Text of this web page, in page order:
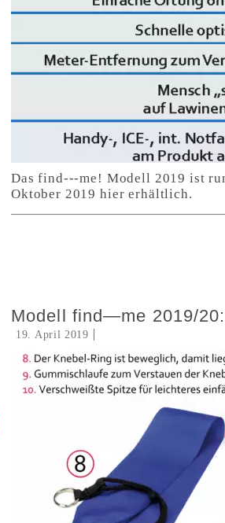
Das find---me! Modell 2019 ist
Oktober 2019 hier erhältlich.
Modell find—me 2019/
19. April 2019